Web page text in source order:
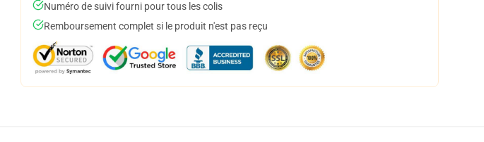
Numéro de suivi fourni pour tous les colis
Remboursement complet si le produit n'est pas reçu